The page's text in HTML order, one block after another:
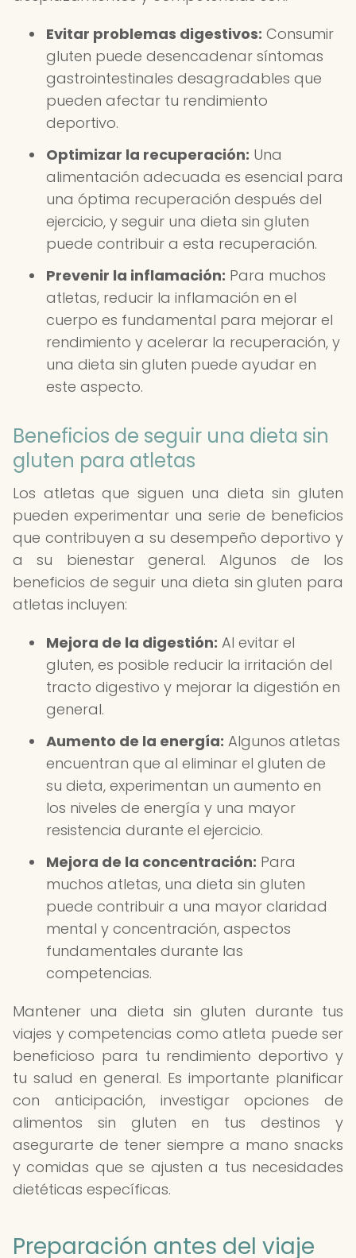
Evitar problemas digestivos: Consumir
gluten puede desencadenar síntomas
gastrointestinales desagradables que
pueden afectar tu rendimiento
deportivo.
Optimizar la recuperación: Una
alimentación adecuada es esencial para
una óptima recuperación después del
ejercicio, y seguir una dieta sin gluten
puede contribuir a esta recuperación.
Prevenir la inflamación: Para muchos
atletas, reducir la inflamación en el
cuerpo es fundamental para mejorar el
rendimiento y acelerar la recuperación, y
una dieta sin gluten puede ayudar en
este aspecto.
Beneficios de seguir una dieta sin
gluten para atletas
Los atletas que siguen una dieta sin gluten
pueden experimentar una serie de beneficios
que contribuyen a su desempeño deportivo y
a su bienestar general. Algunos de los
beneficios de seguir una dieta sin gluten para
atletas incluyen:
Mejora de la digestión: Al evitar el
gluten, es posible reducir la irritación del
tracto digestivo y mejorar la digestión en
general.
Aumento de la energía: Algunos atletas
encuentran que al eliminar el gluten de
su dieta, experimentan un aumento en
los niveles de energía y una mayor
resistencia durante el ejercicio.
Mejora de la concentración: Para
muchos atletas, una dieta sin gluten
puede contribuir a una mayor claridad
mental y concentración, aspectos
fundamentales durante las
competencias.
Mantener una dieta sin gluten durante tus
viajes y competencias como atleta puede ser
beneficioso para tu rendimiento deportivo y
tu salud en general. Es importante planificar
con anticipación, investigar opciones de
alimentos sin gluten en tus destinos y
asegurarte de tener siempre a mano snacks
y comidas que se ajusten a tus necesidades
dietéticas específicas.
Preparación antes del viaje